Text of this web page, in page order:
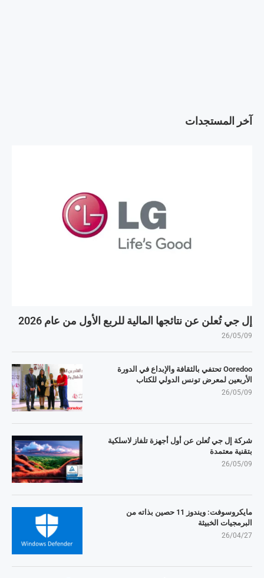
آخر المستجدات
إل جي تُعلن عن نتائجها المالية للربع الأول من عام 2026
26/05/09
Ooredoo تحتفي بالثقافة والإبداع في الدورة
الأربعين لمعرض تونس الدولي للكتاب
26/05/09
شركة إل جي تُعلن عن أول أجهزة تلفاز لاسلكية
بتقنية معتمدة
26/05/09
مايكروسوفت: ويندوز 11 حصين بذاته من
البرمجيات الخبيثة
26/04/27